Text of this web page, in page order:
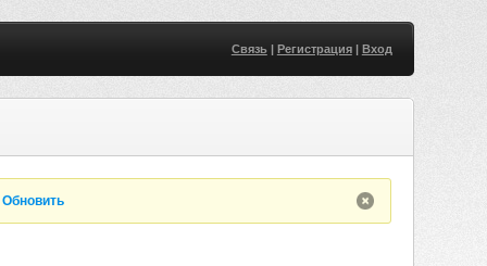
Связь| Регистрация| Вход
Обновить